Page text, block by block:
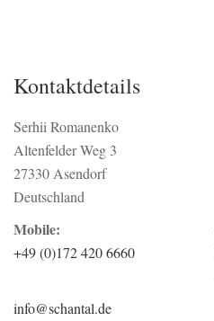
Kontaktdetails
Serhii Romanenko
Altenfelder Weg 3
27330 Asendorf
Deutschland
Mobile:
+49 (0)172 420 6660
info@schantal.de